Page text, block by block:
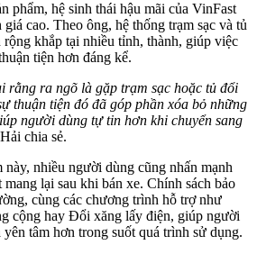
phẩm, hệ sinh thái hậu mãi của VinFast
cao. Theo ông, hệ thống trạm sạc và tủ
khắp tại nhiều tỉnh, thành, giúp việc
tiện hơn đáng kể.
rằng ra ngõ là gặp trạm sạc hoặc tủ đổi
thuận tiện đó đã góp phần xóa bỏ những
người dùng tự tin hơn khi chuyển sang
chia sẻ.
nhiều người dùng cũng nhấn mạnh
lại sau khi bán xe. Chính sách bảo
cùng các chương trình hỗ trợ như
cộng hay Đổi xăng lấy điện, giúp người
tâm hơn trong suốt quá trình sử dụng.